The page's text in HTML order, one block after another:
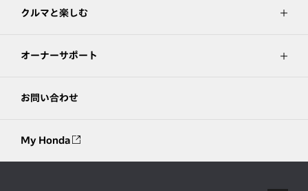
クルマと楽しむ
オーナーサポート
お問い合わせ
My Honda